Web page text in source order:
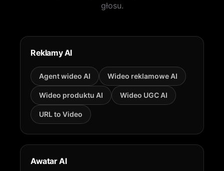
głosu.
Reklamy AI
Agent wideo AI Wideo reklamowe AI
Wideo produktu AI Wideo UGC AI
URL to Video
Awatar AI